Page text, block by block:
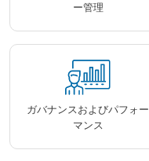
ー管理
ガバナンスおよびパフォー
マンス